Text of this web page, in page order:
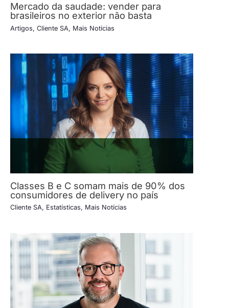
Mercado da saudade: vender para
brasileiros no exterior não basta
Artigos, Cliente SA, Mais Notícias
Classes B e C somam mais de 90% dos
consumidores de delivery no país
Cliente SA, Estatísticas, Mais Notícias